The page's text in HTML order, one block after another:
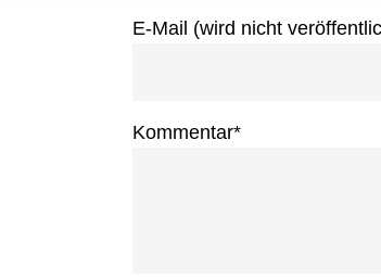
E-Mail (wird nicht
Kommentar*